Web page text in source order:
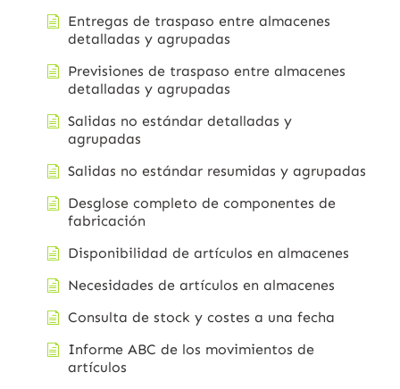
Entregas de traspaso entre almacenes
detalladas y agrupadas
Previsiones de traspaso entre almacenes
detalladas y agrupadas
Salidas no estándar detalladas y
agrupadas
Salidas no estándar resumidas y agrupadas
Desglose completo de componentes de
fabricación
Disponibilidad de artículos en almacenes
Necesidades de artículos en almacenes
Consulta de stock y costes a una fecha
Informe ABC de los movimientos de
artículos